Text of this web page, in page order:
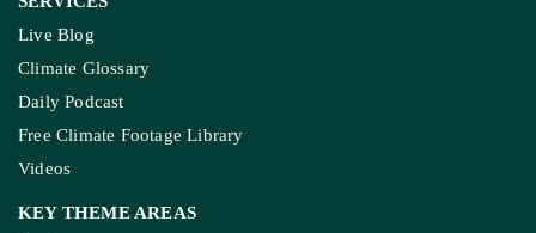
Live Blog
Climate Glossary
Daily Podcast
Free Climate Footage Library
Videos
KEY THEME AREAS